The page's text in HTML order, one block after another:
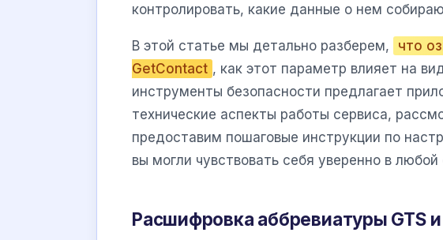
контролировать, какие данные о нем
В этой статье мы детально разберем,
что
GetContact , как этот параметр влияет на
инструменты безопасности предлагает
технические аспекты работы сервиса,
предоставим пошаговые инструкции по
вы могли чувствовать себя уверенно в
Расшифровка аббревиатуры GTS